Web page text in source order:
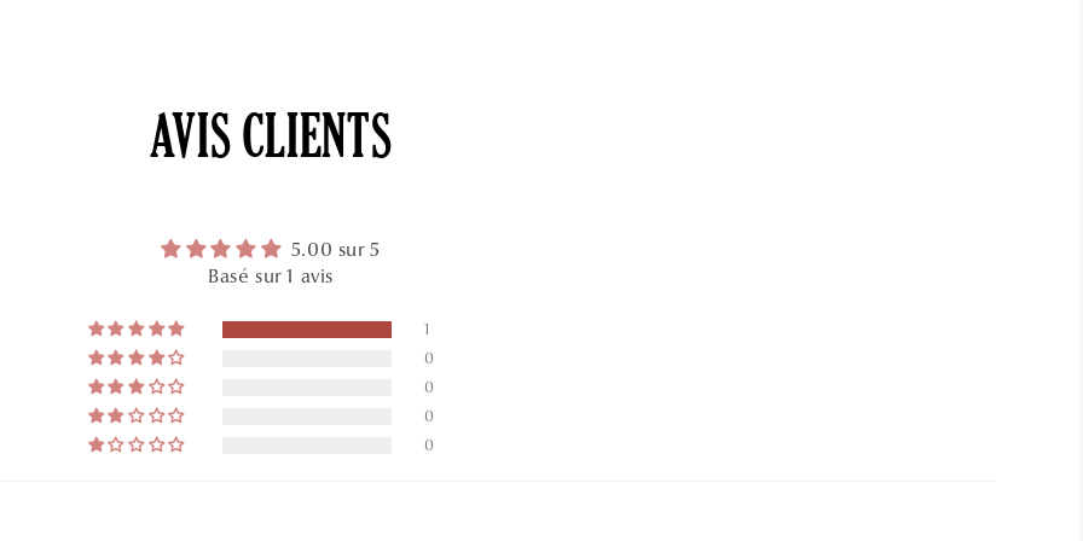
AVIS CLIENTS
5.00 sur 5
Basé sur 1 avis
1
0
0
0
0